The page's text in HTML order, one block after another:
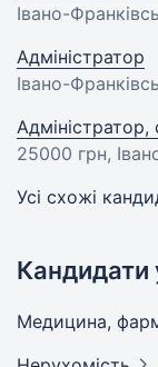
Івано-
Адміністратор
Івано-
25000 грн,
Усі схожі
Кандидати
Медицина,